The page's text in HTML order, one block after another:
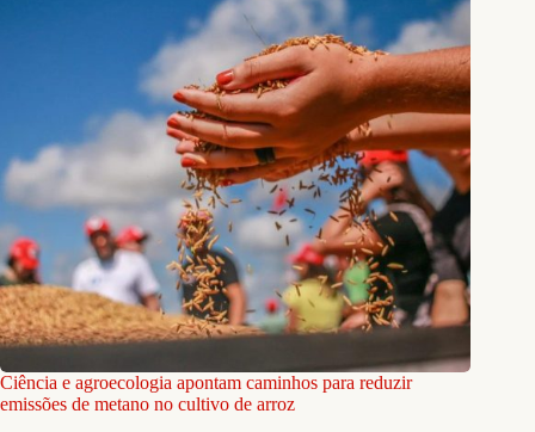
Ciência e agroecologia apontam caminhos para reduzir
emissões de metano no cultivo de arroz